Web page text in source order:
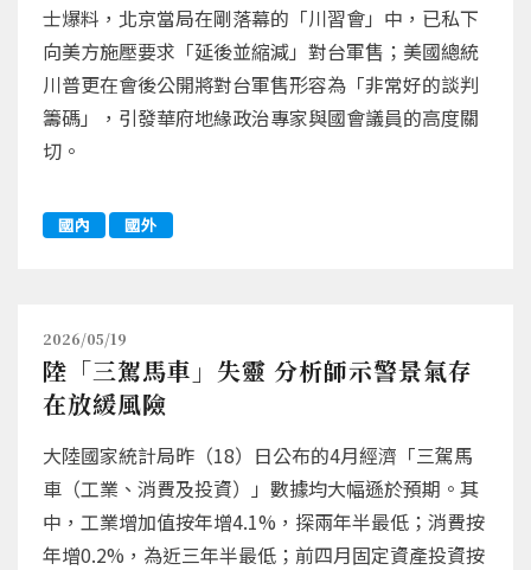
士爆料，北京當局在剛落幕的「川習會」中，已私下
向美方施壓要求「延後並縮減」對台軍售；美國總統
川普更在會後公開將對台軍售形容為「非常好的談判
籌碼」，引發華府地緣政治專家與國會議員的高度關
切。
國內 國外
2026/05/19
陸「三駕馬車」失靈 分析師示警景氣存
在放緩風險
大陸國家統計局昨（18）日公布的4月經濟「三駕馬
車（工業、消費及投資）」數據均大幅遜於預期。其
中，工業增加值按年增4.1%，探兩年半最低；消費按
年增0.2%，為近三年半最低；前四月固定資產投資按